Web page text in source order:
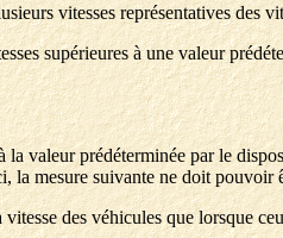
vitesses représentatives des
supérieures à une valeur
valeur prédéterminée par le
mesure suivante ne doit pouvoir
des véhicules que lorsque